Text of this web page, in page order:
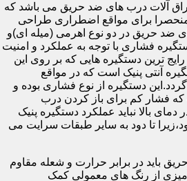
آلات درب های ضد حریق می باشد که
منحصرا برای مواقع اضطراری طراحی
ضد حریق در دو نوع اهرمی (میله ای)و
فشاری با توجه به عملکرد و امنیت
ترین دستگیره هایی که بر روی این
آنتی پنیک است که در مواقع
دستگیره از نوع فشاری بوده و
فشار کم برای باز کردن درب
بالا نباید عملکرد دستگیره پنیک
تا دود به سایر طبقات سرایت می
باید در برابر حرارت و شعله مقاوم
از رنگ های معمولی کمک